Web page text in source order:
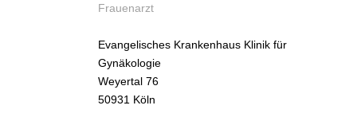
Frauenarzt
Evangelisches Krankenhaus Klinik für
Gynäkologie
Weyertal 76
50931 Köln